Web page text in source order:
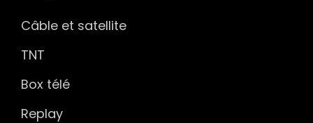
Câble et satellite
TNT
Box télé
Replay